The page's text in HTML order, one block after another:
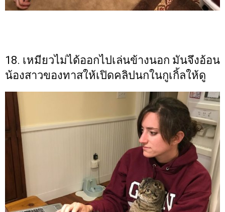
18. เหมียวไม่ได้ออกไปเล่นข้างนอก มันจึงอ้อน
น้องสาวของทาสให้เปิดคลิปนกในกูเกิ้ลให้ดู